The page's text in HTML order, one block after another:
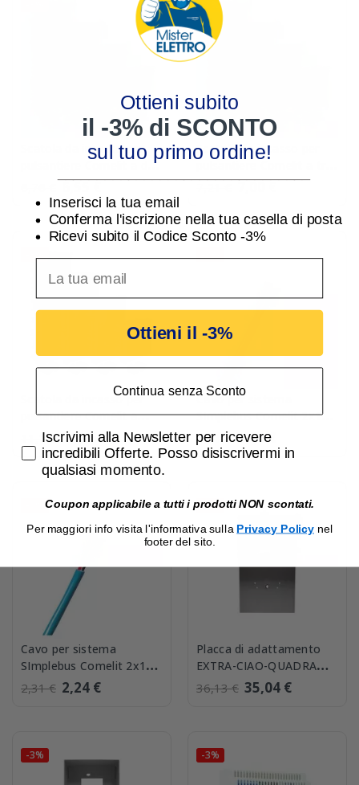
Scatola da incasso per
pulsantiere Comelit a due
moduli 3110/2A
6,55 €
-3%
Scatola da incasso per
moduli 3110/3A
7,00 €
Scatola da incasso per
pulsantiere Comelit a
quattro moduli 3110/4A
11,16 € 10,82 €
Cavo per sistema
SImplebus Comelit 2x1
Matassa 100mt Comelit
4577/100
2,31 € 2,24 €
Cavo per sistema
SImplebus Comelit 2x1
Matassa 500mt Comelit
4577/500
2,31 € 2,24 €
-3%
Placca di adattamento
EXTRA-CIAO-QUADRA
Comelit 4791A
36,13 € 35,04 €
-3% -3%
Ottieni subito
il -3% di SCONTO
sul tuo primo ordine!
Inserisci la tua email
Conferma l'iscrizione nella tua casella di posta
Ricevi subito il Codice Sconto -3%
inserisci indirizzo Email per ricevere uno
Ottieni il -3%
Continua senza Sconto
Accetta di ricevere email promozionali
Iscrivimi alla Newsletter per ricevere
incredibili Offerte. Posso disiscrivermi in
qualsiasi momento.
Coupon applicabile a tutti i prodotti NON scontati.
Per maggiori info visita l'informativa sulla Privacy Policy nel
footer del sito.